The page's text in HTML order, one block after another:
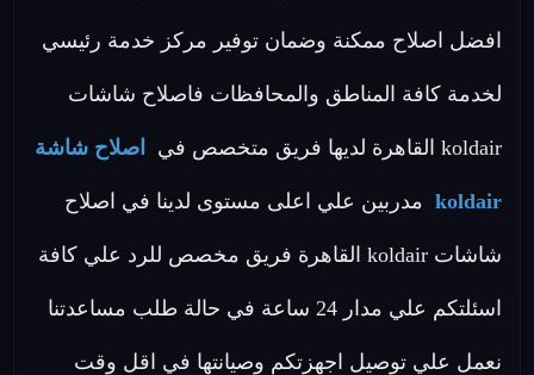
افضل اصلاح ممكنة وضمان توفير مركز خدمة رئيسي
لخدمة كافة المناطق والمحافظات فاصلاح شاشات
koldair القاهرة لديها فريق متخصص في اصلاح شاشة
koldair مدربين علي اعلى مستوى لدينا في اصلاح
شاشات koldair القاهرة فريق مخصص للرد علي كافة
اسئلتكم علي مدار 24 ساعة في حالة طلب مساعدتنا
نعمل علي توصيل اجهزتكم وصيانتها في اقل وقت